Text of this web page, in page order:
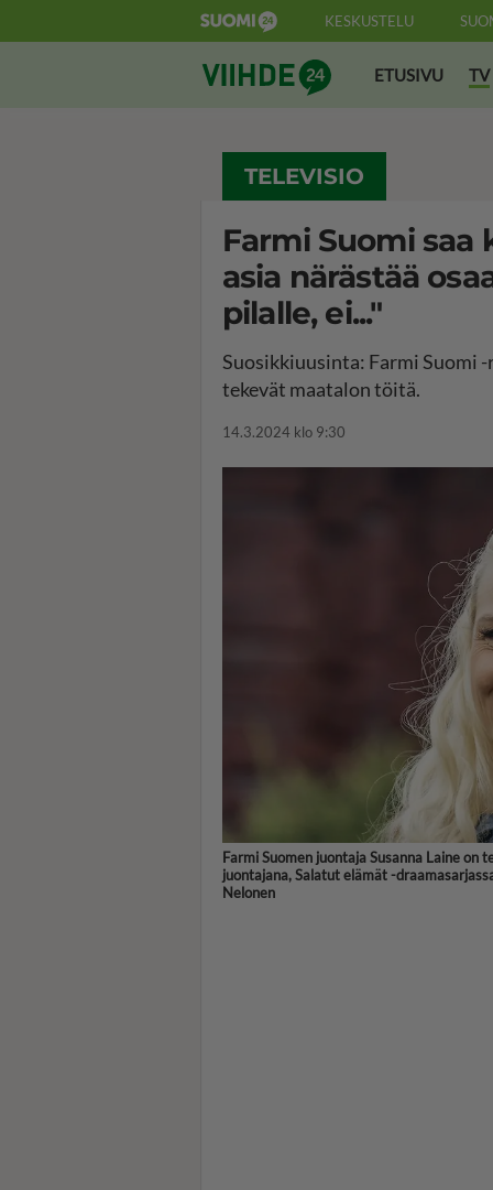
KESKUSTELU
Suomi24 ViihdeETUSIVU TV
TELEVISIO
Farmi Suomi
asia närästää
pilalle, ei..."
Suosikkiuusinta: Farmi Suomi
tekevät maatalon töitä.
14.3.2024 klo 9:30
Farmi Suomen juontaja Susanna Laine
juontajana, Salatut elämät -
Nelonen